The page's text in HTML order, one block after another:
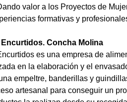
valor a los Proyectos de
formativas y
Concha Molina
es una empresa de
en la elaboración y el
empeltre, banderillas y
artesanal para conseguir un